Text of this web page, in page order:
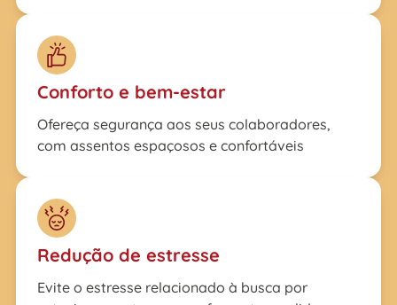
Conforto e bem-estar
Ofereça segurança aos seus colaboradores,
com assentos espaçosos e confortáveis
Redução de estresse
Evite o estresse relacionado à busca por